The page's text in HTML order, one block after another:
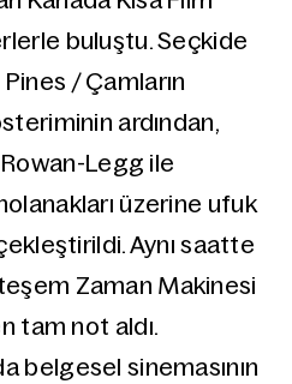
buluştu. Seçkide
/ Çamların
ardından,
Legg ile
üzerine ufuk
Aynı saatte
Zaman Makinesi
tam not aldı.
belgesel sinemasının